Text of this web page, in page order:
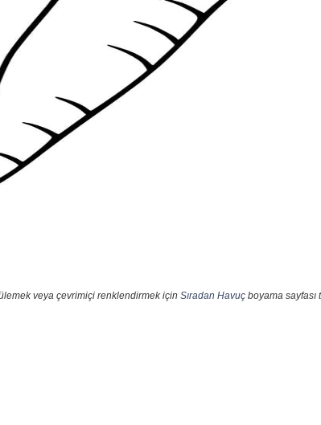
veya çevrimiçi renklendirmek için Sıradan Havuçboyama sayfası